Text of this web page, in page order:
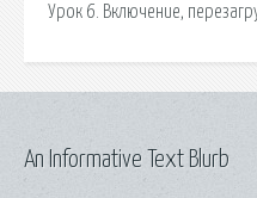
Урок 6. Включение,
An Informative Text Blurb